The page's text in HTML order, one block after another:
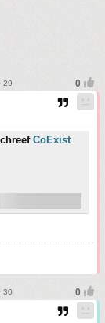
29
CoExist
30